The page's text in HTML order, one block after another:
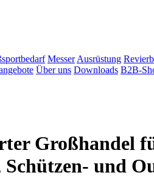
Messer Ausrüstung
Über uns Downloads B2B-
Großhandel
Schützen- und